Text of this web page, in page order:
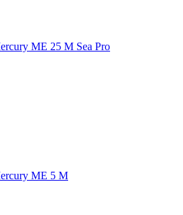
ME 25 M Sea Pro
ME 5 M